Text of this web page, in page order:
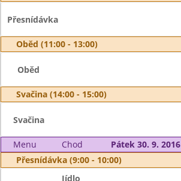
Přesnídávka
Oběd (11:00 - 13:00)
Oběd
Svačina (14:00 - 15:00)
Svačina
Menu Chod
Pátek 30. 9. 2016
Přesnídávka (9:00 - 10:00)
Jídlo